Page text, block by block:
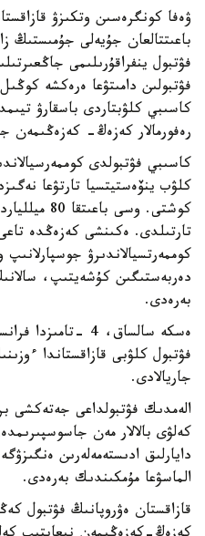
ۋەفا كونگرەسىن وتكىزۋ
باعىتتالعان جۇيەلى جۇمىستىڭ
فۋتبول ينفراقۇرىلىمى
فۋتبولىن دامىتۋعا ەرەكشە
كاسىبي كلۋبتاردى باسقارۋ
رەفورمالار كەزەڭ- كەزەڭىمەن
كلۋب ينۆەستيتسيا تارتۋعا
كوشتى. وسى
كوممەرتسيالاندىرۋ
دەربەستىگىن كۇشەيتىپ،
بەرەدى.
ەسكە سالساق، 4 -
فۋتبول كلۋبى قازاقستاندا
جاريالادى.
الەمدىك فۋتبولداعى جەتەكشى
كەلۋى بالالار مەن
دايارلىق ادىستەمەلەرىن
الماسۋعا مۇمكىندىك بەرەدى.
قازاقستان ەۋروپانىڭ فۋتبول